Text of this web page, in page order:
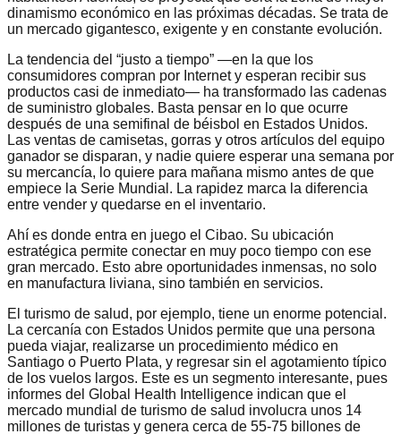
dinamismo económico en las próximas décadas. Se trata de
un mercado gigantesco, exigente y en constante evolución.
La tendencia del “justo a tiempo” —en la que los
consumidores compran por Internet y esperan recibir sus
productos casi de inmediato— ha transformado las cadenas
de suministro globales. Basta pensar en lo que ocurre
después de una semifinal de béisbol en Estados Unidos.
Las ventas de camisetas, gorras y otros artículos del equipo
ganador se disparan, y nadie quiere esperar una semana por
su mercancía, lo quiere para mañana mismo antes de que
empiece la Serie Mundial. La rapidez marca la diferencia
entre vender y quedarse en el inventario.
Ahí es donde entra en juego el Cibao. Su ubicación
estratégica permite conectar en muy poco tiempo con ese
gran mercado. Esto abre oportunidades inmensas, no solo
en manufactura liviana, sino también en servicios.
El turismo de salud, por ejemplo, tiene un enorme potencial.
La cercanía con Estados Unidos permite que una persona
pueda viajar, realizarse un procedimiento médico en
Santiago o Puerto Plata, y regresar sin el agotamiento típico
de los vuelos largos. Este es un segmento interesante, pues
informes del Global Health Intelligence indican que el
mercado mundial de turismo de salud involucra unos 14
millones de turistas y genera cerca de 55-75 billones de